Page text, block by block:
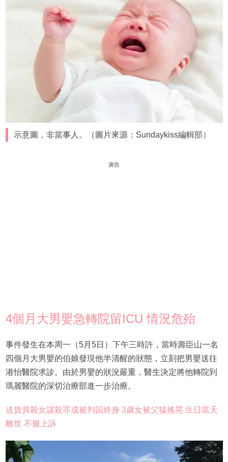
示意圖，非當事人。（圖片來源：Sundaykiss編輯部）
廣告
4個月大男嬰急轉院留ICU 情況危殆
事件發生在本周一（5月5日）下午三時許，當時壽臣山一名
四個月大男嬰的伯娘發現他半清醒的狀態，立刻把男嬰送往
港怡醫院求診。由於男嬰的狀況嚴重，醫生決定將他轉院到
瑪麗醫院的深切治療部進一步治療。
送貨員殺女謀殺罪成被判囚終身 3歲女被父猛搖晃 生日當天
離世 不服上訴